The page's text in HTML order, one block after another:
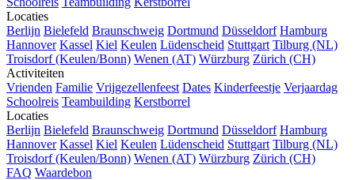
Locaties
Berlijn Bielefeld Braunschweig Dortmund Düsseldorf Hamburg
Hannover Kassel Kiel Keulen Lüdenscheid Stuttgart Tilburg (NL)
Troisdorf (Keulen/Bonn) Wenen (AT) Würzburg Zürich (CH)
Activiteiten
Vrienden Familie Vrijgezellenfeest Dates Kinderfeestje Verjaardag
Schoolreis Teambuilding Kerstborrel
Locaties
Berlijn Bielefeld Braunschweig Dortmund Düsseldorf Hamburg
Hannover Kassel Kiel Keulen Lüdenscheid Stuttgart Tilburg (NL)
Troisdorf (Keulen/Bonn) Wenen (AT) Würzburg Zürich (CH)
FAQ Waardebon